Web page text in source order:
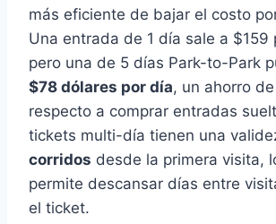
más eficiente de bajar el costo
Una entrada de 1 día sale a $159
pero una de 5 días Park-to-Park
$78 dólares por día, un ahorro
respecto a comprar entradas
tickets multi-día tienen una
corridos desde la primera visita,
permite descansar días entre
el ticket.